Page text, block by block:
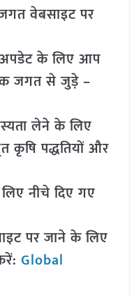
वेबसाइट पर
अपडेट के लिए आप
जगत से जुड़े –
लेने के लिए
कृषि पद्धतियों और
नीचे दिए गए
पर जाने के लिए
Global